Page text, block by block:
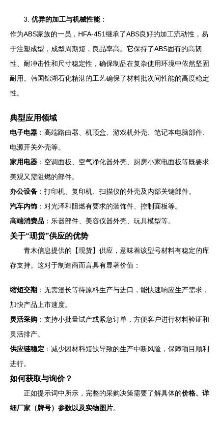
3. 优异的加工与机械性能：
作为ABS家族的一员，HFA-451继承了ABS良好的加工流动性，易
于注塑成型，成型周期短，良品率高。它保持了ABS固有的高韧
性、耐冲击性和尺寸稳定性，确保制品在复杂使用环境中依然坚固
耐用。韩国锦湖石化精湛的工艺确保了材料批次间性能的高度稳定
性。
典型应用领域
电子电器 ：高端路由器、机顶盒、游戏机外壳、笔记本电脑部件、
电源开关外壳等。
家用电器 ：空调面板、空气净化器外壳、厨房小家电面板等既要求
美观又需阻燃的部件。
办公设备 ：打印机、复印机、扫描仪的外壳及内部关键部件。
汽车内饰 ：对光泽和阻燃有要求的装饰件、控制面板等。
高端消费品 ：乐器部件、美容仪器外壳、玩具模型等。
关于“现货”供应的优势
青木信息提供的【现货】供应，意味着该型号材料有稳定的库
存支持。这对于制造商而言具有显著价值：
缩短交期 ：无需漫长等待原料生产与进口，能快速响应生产需求，
加快产品上市速度。
灵活采购 ：支持小批量试产或紧急订单，方便客户进行材料验证和
灵活排产。
供应链稳定 ：减少因材料短缺导致的生产中断风险，保障项目顺利
进行。
如何获取与询价？
正如提示词中所示，完整的采购决策需要了解具体的价格、详
细厂家（牌号）参数以及实物图片。